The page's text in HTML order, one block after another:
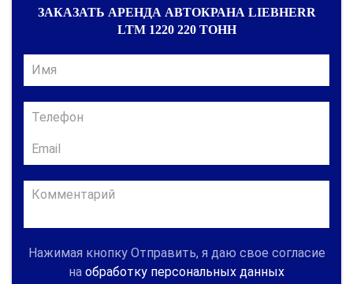
ЗАКАЗАТЬ АРЕНДА АВТОКРАНА LIEBHERR
LTM 1220 220 ТОНН
Нажимая кнопку Отправить, я даю свое согласие
на обработку персональных данных